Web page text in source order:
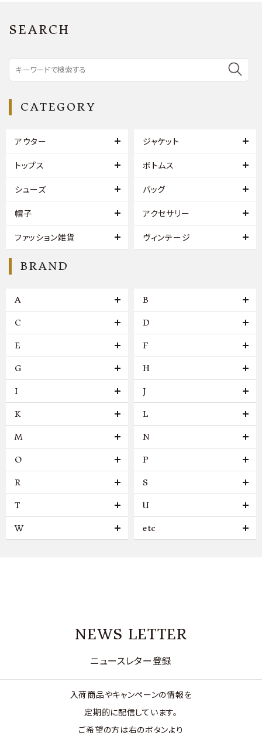
SEARCH
CATEGORY
アウター ジャケット
トップス ボトムス
シューズ バッグ
帽子 アクセサリー
ファッション雑貨 ヴィンテージ
BRAND
A B
C D
E F
G H
I J
K L
M N
O P
R S
T U
W etc
NEWS LETTER
ニュースレター登録
入荷商品やキャンペーンの情報を
定期的に配信しています。
ご希望の方は右のボタンより